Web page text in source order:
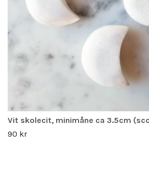
Vit skolecit, minimåne ca 3.5cm
90 kr